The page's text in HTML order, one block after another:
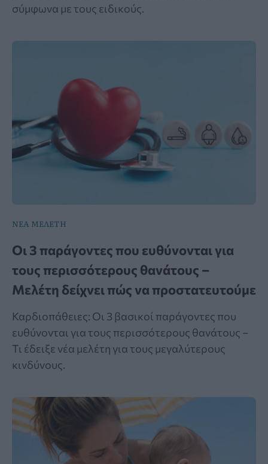
σύμφωνα με τους ειδικούς.
ΝΕΑ ΜΕΛΕΤΗ
Οι 3 παράγοντες που ευθύνονται για
τους περισσότερους θανάτους –
Μελέτη δείχνει πώς να προστατευτούμε
Καρδιοπάθειες: Οι 3 βασικοί παράγοντες που
ευθύνονται για τους περισσότερους θανάτους –
Τι έδειξε νέα μελέτη για τους μεγαλύτερους
κινδύνους.